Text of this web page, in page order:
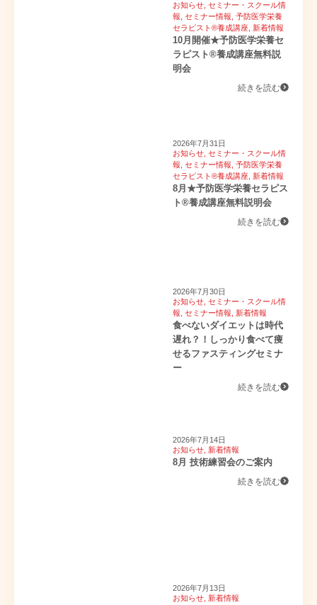
お知らせ セミナー・スクール情
報 セミナー情報 予防医学栄養
セラピスト®養成講座 新着情報
10月開催★予防医学栄養セ
ラピスト®養成講座無料説
明会
続きを読む
2026年7月31日
お知らせ セミナー・スクール情
報 セミナー情報 予防医学栄養
セラピスト®養成講座 新着情報
8月★予防医学栄養セラピス
ト®養成講座無料説明会
続きを読む
2026年7月30日
お知らせ セミナー・スクール情
報 セミナー情報 新着情報
食べないダイエットは時代
遅れ？！しっかり食べて痩
せるファスティングセミナ
ー
続きを読む
2026年7月14日
お知らせ 新着情報
8月 技術練習会のご案内
続きを読む
2026年7月13日
お知らせ 新着情報